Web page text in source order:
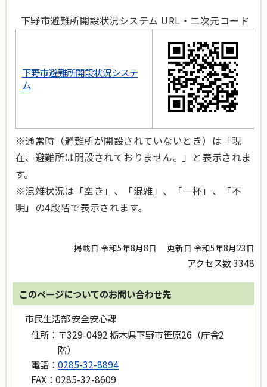
下野市避難所開設状況システム URL・二次元コード
下野市避難所開設状況システ
ム
※通常時（避難所が開設されていないとき）は「現
在、避難所は開設されておりません。」と表示されま
す。
※混雑状況は「空き」、「混雑」、「一杯」、「不
明」の4段階で表示されます。
掲載日 令和5年8月8日 更新日 令和5年8月23日
アクセス数3348
このページについてのお問い合わせ先
市民生活部 安全安心課
住所： 〒329-0492 栃木県下野市笹原26（庁舎2
階）
電話： 0285-32-8894
FAX： 0285-32-8609